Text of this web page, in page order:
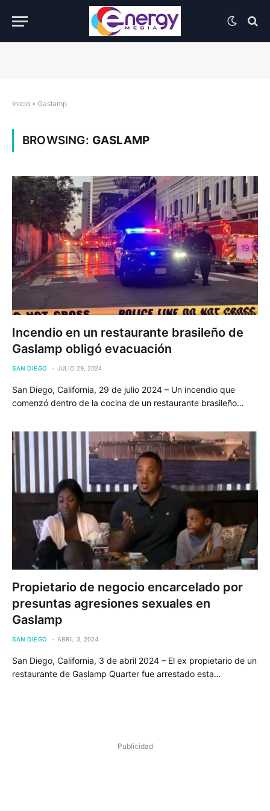
Inicio » Gaslamp
BROWSING: GASLAMP
Incendio en un restaurante brasileño de
Gaslamp obligó evacuación
SAN DIEGO JULIO 29, 2024
San Diego, California, 29 de julio 2024 – Un incendio que
comenzó dentro de la cocina de un restaurante brasileño…
Propietario de negocio encarcelado por
presuntas agresiones sexuales en
Gaslamp
SAN DIEGO ABRIL 3, 2024
San Diego, California, 3 de abril 2024 – El ex propietario de un
restaurante de Gaslamp Quarter fue arrestado esta…
Publicidad